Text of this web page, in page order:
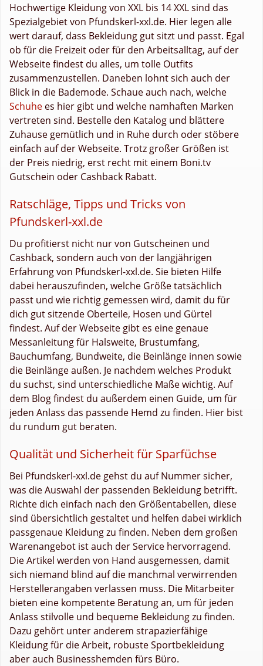
Hochwertige Kleidung von XXL bis 14 XXL sind das
Spezialgebiet von Pfundskerl-xxl.de. Hier legen alle
wert darauf, dass Bekleidung gut sitzt und passt. Egal
ob für die Freizeit oder für den Arbeitsalltag, auf der
Webseite findest du alles, um tolle Outfits
zusammenzustellen. Daneben lohnt sich auch der
Blick in die Bademode. Schaue auch nach, welche
Schuhe es hier gibt und welche namhaften Marken
vertreten sind. Bestelle den Katalog und blättere
Zuhause gemütlich und in Ruhe durch oder stöbere
einfach auf der Webseite. Trotz großer Größen ist
der Preis niedrig, erst recht mit einem Boni.tv
Gutschein oder Cashback Rabatt.
Ratschläge, Tipps und Tricks von
Pfundskerl-xxl.de
Du profitierst nicht nur von Gutscheinen und
Cashback, sondern auch von der langjährigen
Erfahrung von Pfundskerl-xxl.de. Sie bieten Hilfe
dabei herauszufinden, welche Größe tatsächlich
passt und wie richtig gemessen wird, damit du für
dich gut sitzende Oberteile, Hosen und Gürtel
findest. Auf der Webseite gibt es eine genaue
Messanleitung für Halsweite, Brustumfang,
Bauchumfang, Bundweite, die Beinlänge innen sowie
die Beinlänge außen. Je nachdem welches Produkt
du suchst, sind unterschiedliche Maße wichtig. Auf
dem Blog findest du außerdem einen Guide, um für
jeden Anlass das passende Hemd zu finden. Hier bist
du rundum gut beraten.
Qualität und Sicherheit für Sparfüchse
Bei Pfundskerl-xxl.de gehst du auf Nummer sicher,
was die Auswahl der passenden Bekleidung betrifft.
Richte dich einfach nach den Größentabellen, diese
sind übersichtlich gestaltet und helfen dabei wirklich
passgenaue Kleidung zu finden. Neben dem großen
Warenangebot ist auch der Service hervorragend.
Die Artikel werden von Hand ausgemessen, damit
sich niemand blind auf die manchmal verwirrenden
Herstellerangaben verlassen muss. Die Mitarbeiter
bieten eine kompetente Beratung an, um für jeden
Anlass stilvolle und bequeme Bekleidung zu finden.
Dazu gehört unter anderem strapazierfähige
Kleidung für die Arbeit, robuste Sportbekleidung
aber auch Businesshemden fürs Büro.